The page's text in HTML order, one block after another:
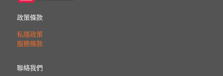
政策條款
私隱政策
服務條款
聯絡我們